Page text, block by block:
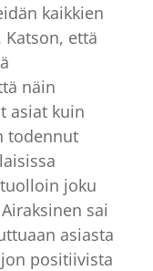
kaikkien
että
näin
asiat kuin
todennut
joku
sai
asiasta
positiivista